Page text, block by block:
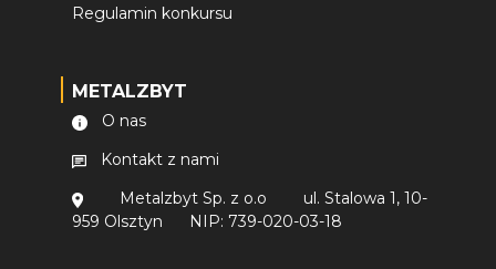
Regulamin konkursu
METALZBYT
O nas
Kontakt z nami
Metalzbyt Sp. z o.o
ul. Stalowa 1, 10-
959 Olsztyn
NIP: 739-020-03-18